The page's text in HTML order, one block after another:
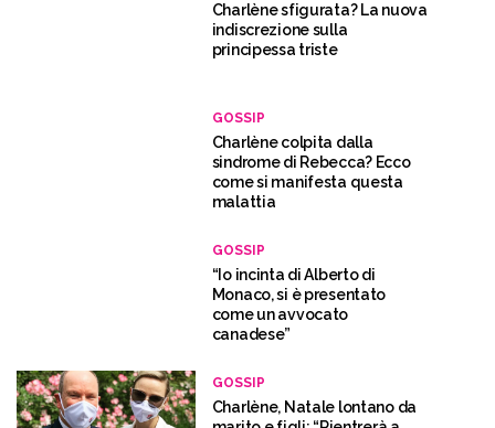
Charlène sfigurata? La nuova
indiscrezione sulla
principessa triste
GOSSIP
Charlène colpita dalla
sindrome di Rebecca? Ecco
come si manifesta questa
malattia
GOSSIP
“Io incinta di Alberto di
Monaco, si è presentato
come un avvocato
canadese”
GOSSIP
Charlène, Natale lontano da